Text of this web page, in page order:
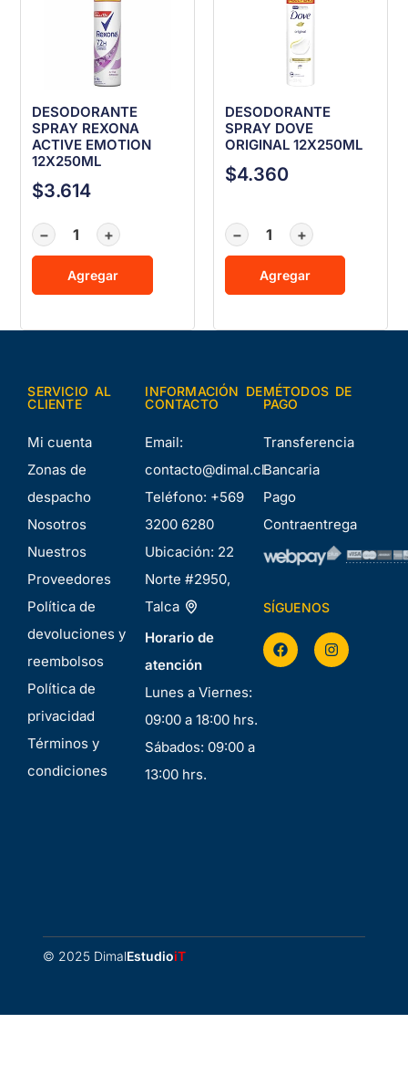
DESODORANTE
SPRAY REXONA
ACTIVE EMOTION
12X250ML
$3.614
− +
Agregar
DESODORANTE
SPRAY DOVE
ORIGINAL 12X250ML
$4.360
− +
Agregar
SERVICIO AL
CLIENTE
Mi cuenta
Zonas de
despacho
Nosotros
Nuestros
Proveedores
Política de
devoluciones y
reembolsos
Política de
privacidad
Términos y
condiciones
INFORMACIÓN DE
CONTACTO
Email:
contacto@dimal.cl
Teléfono: +569
3200 6280
Ubicación: 22
Norte #2950,
Talca
Horario de
atención
Lunes a Viernes:
09:00 a 18:00 hrs.
Sábados: 09:00 a
13:00 hrs.
MÉTODOS DE
PAGO
Transferencia
Bancaria
Pago
Contraentrega
SÍGUENOS
© 2025 DimalEstudioiT